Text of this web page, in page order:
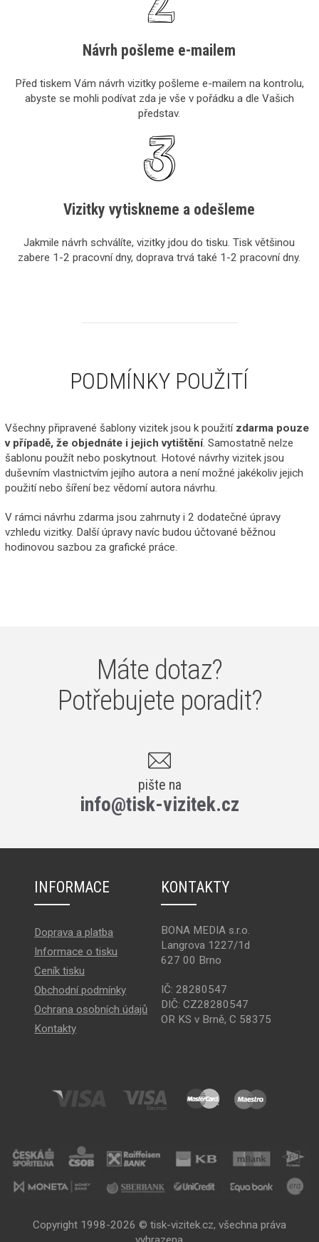
Návrh pošleme e-mailem
Před tiskem Vám návrh vizitky pošleme e-mailem na kontrolu,
abyste se mohli podívat zda je vše v pořádku a dle Vašich
představ.
Vizitky vytiskneme a odešleme
Jakmile návrh schválíte, vizitky jdou do tisku. Tisk většinou
zabere 1-2 pracovní dny, doprava trvá také 1-2 pracovní dny.
PODMÍNKY POUŽITÍ
Všechny připravené šablony vizitek jsou k použití zdarma pouze
v případě, že objednáte i jejich vytištění. Samostatně nelze
šablonu použít nebo poskytnout. Hotové návrhy vizitek jsou
duševním vlastnictvím jejího autora a není možné jakékoliv jejich
použití nebo šíření bez vědomí autora návrhu.
V rámci návrhu zdarma jsou zahrnuty i 2 dodatečné úpravy
vzhledu vizitky. Další úpravy navíc budou účtované běžnou
hodinovou sazbou za grafické práce.
Máte dotaz?
Potřebujete poradit?
pište na
info@tisk-vizitek.cz
INFORMACE
Doprava a platba
Informace o tisku
Ceník tisku
Obchodní podmínky
Ochrana osobních údajů
Kontakty
KONTAKTY
BONA MEDIA s.r.o.
Langrova 1227/1d
627 00 Brno
IČ: 28280547
DIČ: CZ28280547
OR KS v Brně, C 58375
Copyright 1998-2026 © tisk-vizitek.cz, všechna práva